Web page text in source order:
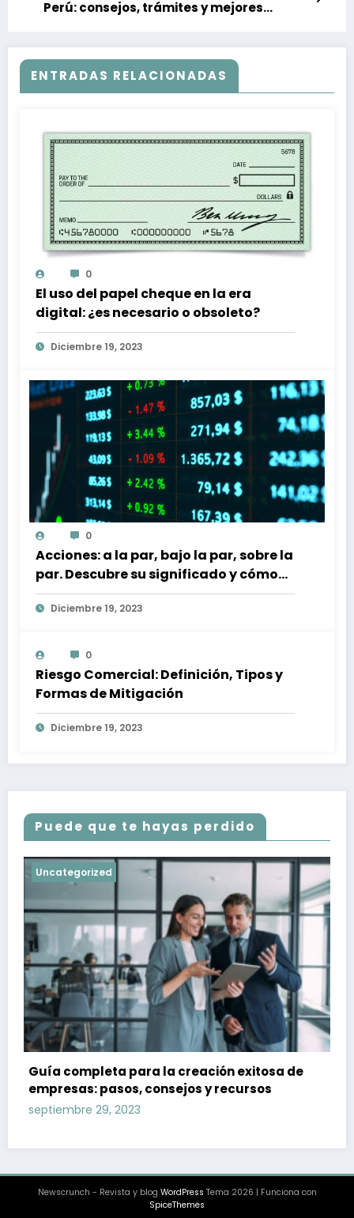
Perú: consejos, trámites y mejores
ENTRADAS RELACIONADAS
0
El uso del papel cheque en la era
digital: ¿es necesario o obsoleto?
Diciembre 19, 2023
0
Acciones: a la par, bajo la par, sobre la
par. Descubre su significado y cómo
afectan a tu inversión
Diciembre 19, 2023
0
Riesgo Comercial: Definición, Tipos y
Formas de Mitigación
Diciembre 19, 2023
Puede que te hayas perdido
Uncategorized
Guía completa para la creación exitosa de
empresas: pasos, consejos y recursos
septiembre 29, 2023
Newscrunch - Revista y blog WordPress Tema 2026 | Funciona con
SpiceThemes